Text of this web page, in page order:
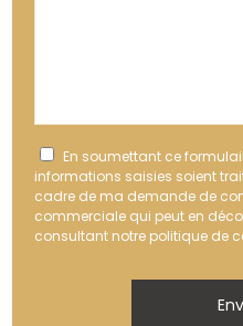
En soumettant ce
informations saisies soient
cadre de ma demande de
commerciale qui peut en
consultant notre politique de